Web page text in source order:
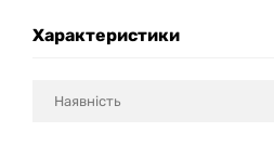
Характеристики
Наявність